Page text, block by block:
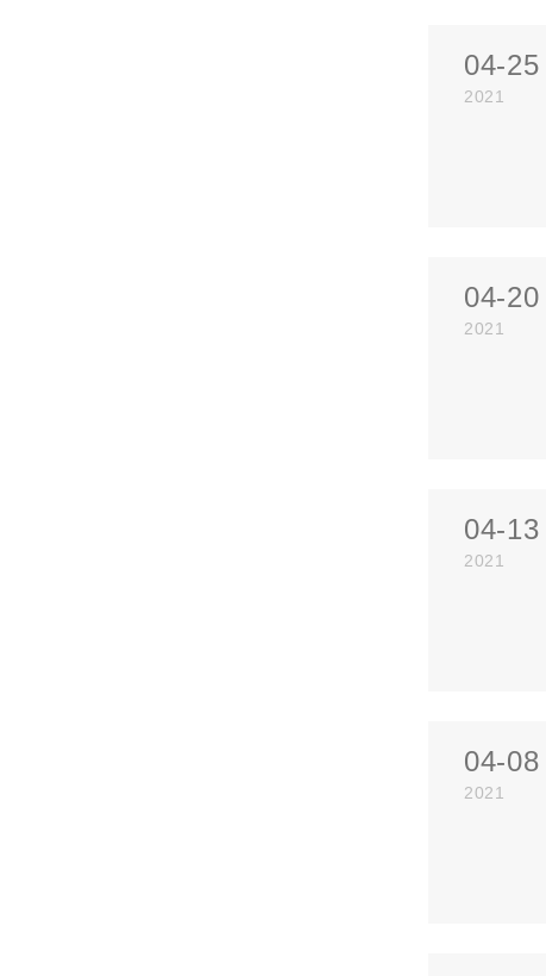
04-25
2021
04-20
2021
04-13
2021
04-08
2021